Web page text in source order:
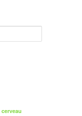
cerveau